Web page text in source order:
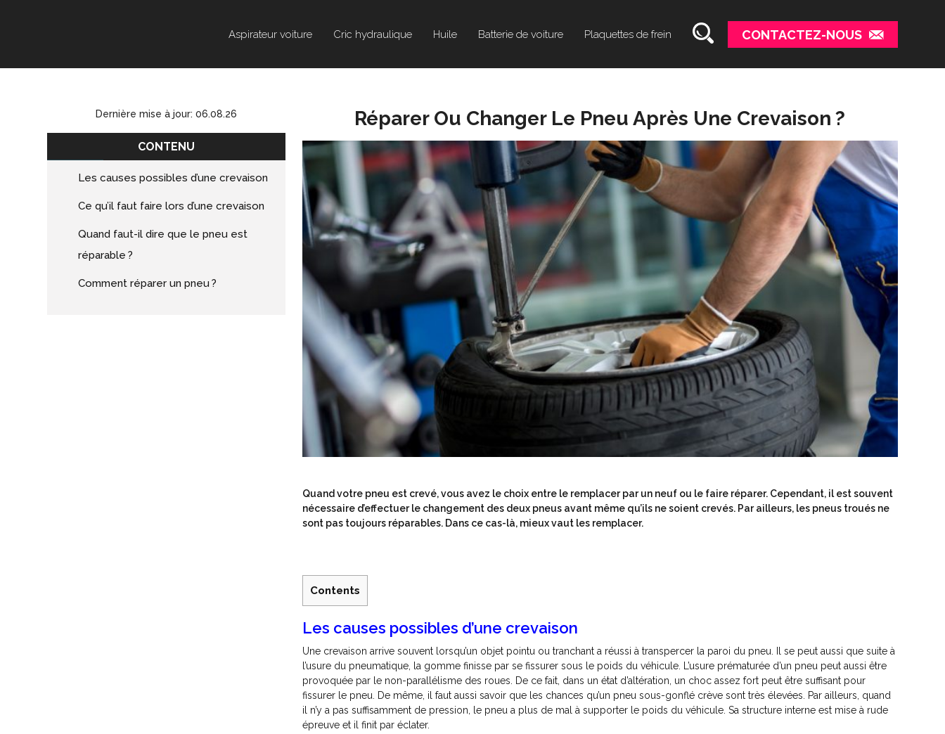
Aspirateur voiture Cric hydraulique Huile Batterie de voiture Plaquettes de frein CONTACTEZ-NOUS
Dernière mise à jour: 06.08.26
CONTENU
Les causes possibles d’une crevaison
Ce qu’il faut faire lors d’une crevaison
Quand faut-il dire que le pneu est
réparable ?
Comment réparer un pneu ?
Réparer Ou Changer Le Pneu Après Une Crevaison ?
Quand votre pneu est crevé, vous avez le choix entre le remplacer par un neuf ou le faire réparer. Cependant, il est souvent
nécessaire d’effectuer le changement des deux pneus avant même qu’ils ne soient crevés. Par ailleurs, les pneus troués ne
sont pas toujours réparables. Dans ce cas-là, mieux vaut les remplacer.
Contents
Les causes possibles d’une crevaison
Une crevaison arrive souvent lorsqu’un objet pointu ou tranchant a réussi à transpercer la paroi du pneu. Il se peut aussi que suite à
l’usure du pneumatique, la gomme finisse par se fissurer sous le poids du véhicule. L’usure prématurée d’un pneu peut aussi être
provoquée par le non-parallélisme des roues. De ce fait, dans un état d’altération, un choc assez fort peut être suffisant pour
fissurer le pneu. De même, il faut aussi savoir que les chances qu’un pneu sous-gonflé crève sont très élevées. Par ailleurs, quand
il n’y a pas suffisamment de pression, le pneu a plus de mal à supporter le poids du véhicule. Sa structure interne est mise à rude
épreuve et il finit par éclater.